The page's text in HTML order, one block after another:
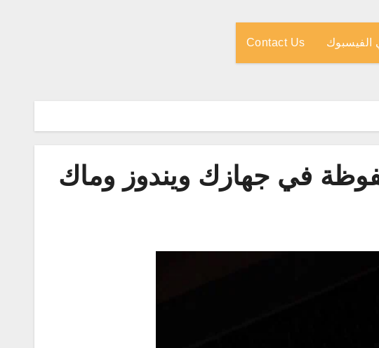
الفيسبوك Contact Us
في جهازك ويندوز وماك